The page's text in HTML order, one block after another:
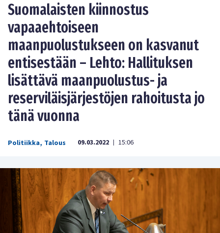
Suomalaisten kiinnostus
vapaaehtoiseen
maanpuolustukseen on kasvanut
entisestään – Lehto: Hallituksen
lisättävä maanpuolustus- ja
reserviläisjärjestöjen rahoitusta jo
tänä vuonna
Politiikka, Talous 09.03.2022 | 15:06